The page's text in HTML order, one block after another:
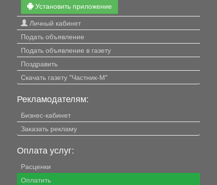
Установить приложение
Личный кабинет
Подать объявление
Подать объявление в газету
Поздравить
Скачать газету "Частник-М"
Рекламодателям:
Бизнес-кабинет
Заказать рекламу
Оплата услуг:
Расценки
Оплатить